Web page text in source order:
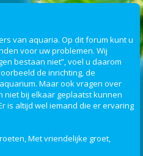
van aquaria. Op dit forum kunt u
voor uw problemen. Wij
bestaan niet”, voel u daarom
de inrichting, de
Maar ook vragen over
niet bij elkaar geplaatst kunnen
is altijd wel iemand die er ervaring
Met vriendelijke groet,